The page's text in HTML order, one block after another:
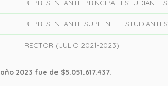
REPRESENTANTE PRINCIPAL ESTUDIANTES
REPRESENTANTE SUPLENTE ESTUDIANTES
RECTOR (JULIO 2021-2023)
2023 fue de $5.051.617.437.